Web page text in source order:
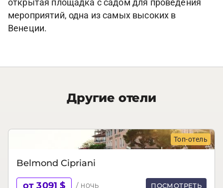
открытая площадка с садом для проведения
мероприятий, одна из самых высоких в
Венеции.
Другие отели
Топ-отель
Belmond Cipriani
от 3091 $ / ночь ПОСМОТРЕТЬ